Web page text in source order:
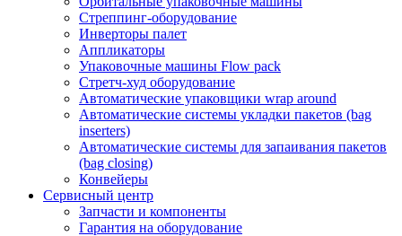
Стреппинг-оборудование
Инверторы палет
Аппликаторы
Упаковочные машины Flow pack
Стретч-худ оборудование
Автоматические упаковщики wrap around
Автоматические системы укладки пакетов (bag
inserters)
Автоматические системы для запаивания пакетов
(bag closing)
Конвейеры
Сервисный центр
Запчасти и компоненты
Гарантия на оборудование